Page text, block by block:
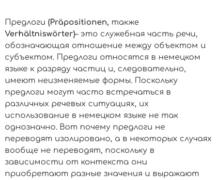
Предлоги (Präpositionen, также
Verhältniswörter)– это служебная часть речи,
обозначающая отношение между объектом и
субъектом. Предлоги относятся в немецком
языке к разряду частиц и, следовательно,
имеют неизменяемые формы. Поскольку
предлоги могут часто встречаться в
различных речевых ситуациях, их
использование в немецком языке не так
однозначно. Вот почему предлоги не
переводят изолировано, а в некоторых случаях
вообще не переводят, поскольку в
зависимости от контекста они
приобретают разные значения и выражают